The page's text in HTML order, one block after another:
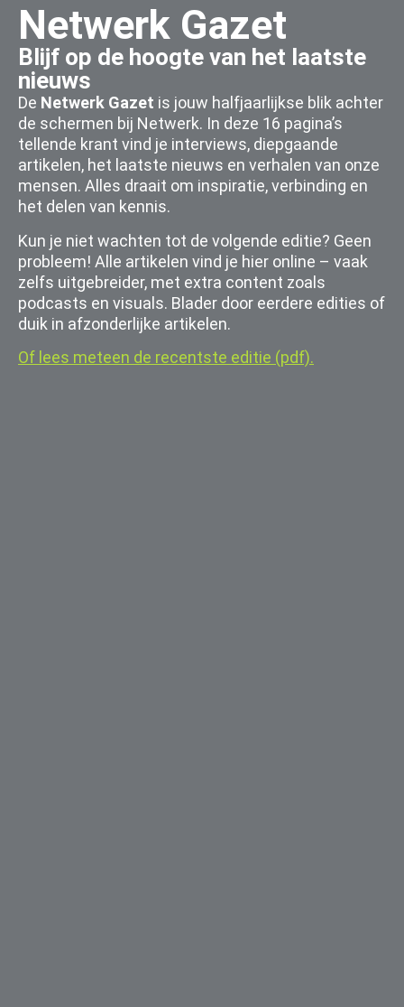
Netwerk Gazet
Blijf op de hoogte van het laatste
nieuws
De Netwerk Gazet is jouw halfjaarlijkse blik achter
de schermen bij Netwerk. In deze 16 pagina’s
tellende krant vind je interviews, diepgaande
artikelen, het laatste nieuws en verhalen van onze
mensen. Alles draait om inspiratie, verbinding en
het delen van kennis.
Kun je niet wachten tot de volgende editie? Geen
probleem! Alle artikelen vind je hier online – vaak
zelfs uitgebreider, met extra content zoals
podcasts en visuals. Blader door eerdere edities of
duik in afzonderlijke artikelen.
Of lees meteen de recentste editie (pdf).